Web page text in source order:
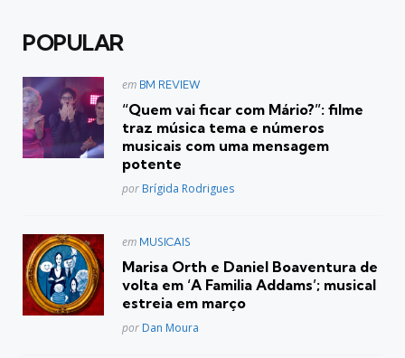
POPULAR
Postado
em BM REVIEW
“Quem vai ficar com Mário?”: filme
traz música tema e números
musicais com uma mensagem
potente
Posted
por Brígida Rodrigues
Postado
em MUSICAIS
Marisa Orth e Daniel Boaventura de
volta em ‘A Familia Addams’; musical
estreia em março
Posted
por Dan Moura